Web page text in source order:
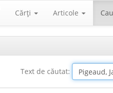
Cărţi Articole
Text de căutat: